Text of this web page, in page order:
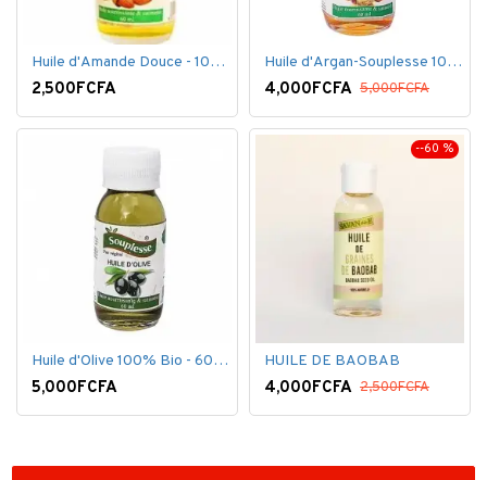
Huile d'Amande Douce - 100% Bio - 60 ml
2,500FCFA
Huile d'Argan-Souplesse 100% Bio - 60 ml
4,000FCFA 5,000FCFA
Huile d'Olive 100% Bio - 60 ml
5,000FCFA
--60 %
HUILE DE BAOBAB
4,000FCFA 2,500FCFA